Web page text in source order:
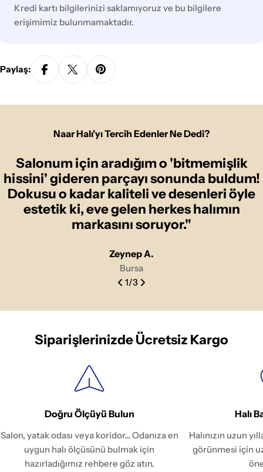
Kredi kartı bilgilerinizi saklamıyoruz ve bu bilgilere
erişimimiz bulunmamaktadır.
Paylaş:
Naar Halı'yı Tercih Edenler Ne Dedi?
Salonum için aradığım o 'bitmemişlik
hissini' gideren parçayı sonunda buldum!
Dokusu o kadar kaliteli ve desenleri öyle
estetik ki, eve gelen herkes halımın
markasını soruyor."
Zeynep A.
Bursa
1/3
Siparişlerinizde Ücretsiz Kargo
Doğru Ölçüyü Bulun
Salon, yatak odası veya koridor... Odanıza en
uygun halı ölçüsünü bulmak için
hazırladığımız rehbere göz atın.
Halı
Halınızın uzun
görünmesi için